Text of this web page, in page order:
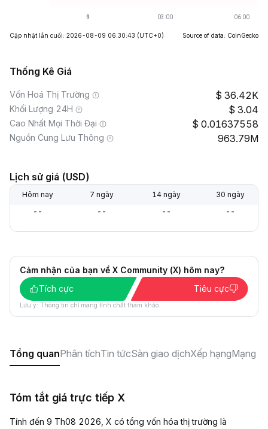
Cập nhật lần cuối: 2026-08-09 06:30:43 (UTC+0) Source of data: CoinGecko
Thống Kê Giá
Vốn Hoá Thị Trường 36.42K
Khối Lượng 24H 3.04
Cao Nhất Mọi Thời Đại 0.01637558
Nguồn Cung Lưu Thông 963.79M
Lịch sử giá (USD)
Hôm nay 7 ngày 14 ngày 30 ngày
-- -- -- --
Cảm nhận của bạn về X Community (X) hôm nay?
Tích cực
Tiêu cực
Lưu ý: Thông tin chỉ mang tính chất tham khảo.
Tổng quanPhân tíchTin tứcSàn giao dịchXếp hạngMạng
Tóm tắt giá trực tiếp X
Tính đến 9 Th08 2026, X có tổng vốn hóa thị trường là